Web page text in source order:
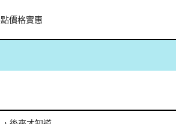
價格實惠